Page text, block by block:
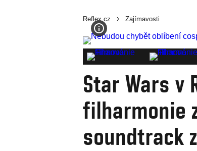
Reflex.cz Zajímavosti
Star Wars v
filharmonie
soundtrack